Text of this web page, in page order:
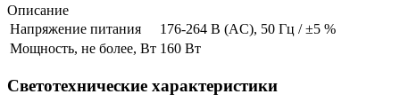
Описание
Напряжение питания
176-264 В (AC), 50 Гц / ±5 %
Мощность, не более, Вт 160 Вт
Светотехнические характеристики